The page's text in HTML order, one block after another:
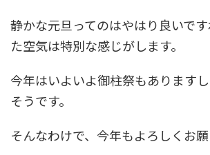
静かな元旦ってのはやはり良いで
た空気は特別な感じがします。
今年はいよいよ御柱祭もあります
そうです。
そんなわけで、今年もよろしくお願